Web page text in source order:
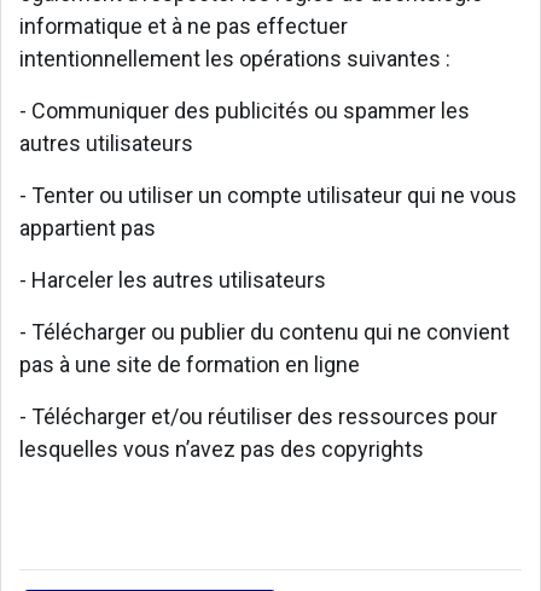
informatique et à ne pas effectuer
intentionnellement les opérations suivantes :
- Communiquer des publicités ou spammer les
autres utilisateurs
- Tenter ou utiliser un compte utilisateur qui ne vous
appartient pas
- Harceler les autres utilisateurs
- Télécharger ou publier du contenu qui ne convient
pas à une site de formation en ligne
- Télécharger et/ou réutiliser des ressources pour
lesquelles vous n’avez pas des copyrights